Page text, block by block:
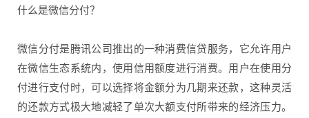
什么是微信分付？
微信分付是腾讯公司推出的一种消费信贷服务，它允许用户
在微信生态系统内，使用信用额度进行消费。用户在使用分
付进行支付时，可以选择将金额分为几期来还款，这种灵活
的还款方式极大地减轻了单次大额支付所带来的经济压力。